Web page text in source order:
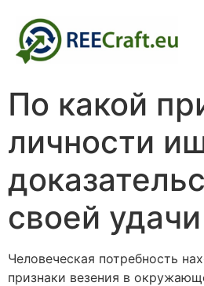
По какой
личности
своей удачи
Человеческая потребность
признаки везения в